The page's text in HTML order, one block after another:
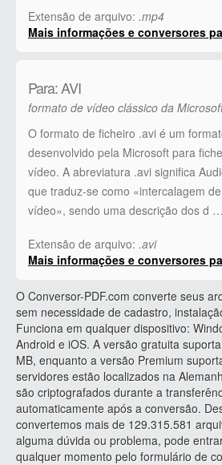
Extensão de arquivo: .mp4
Mais informações e conversores
Para: AVI
formato de vídeo clássico da
O formato de ficheiro .avi é um
desenvolvido pela Microsoft para
vídeo. A abreviatura .avi significa
que traduz-se como «intercalagem
vídeo», sendo uma descrição dos d …
Extensão de arquivo: .avi
Mais informações e conversores
O Conversor-PDF.com converte seus
sem necessidade de cadastro,
Funciona em qualquer dispositivo:
Android e iOS. A versão gratuita
MB, enquanto a versão Premium
servidores estão localizados na
são criptografados durante a
automaticamente após a conversão.
convertemos mais de 129.315.581
alguma dúvida ou problema, pode
qualquer momento pelo formulário de